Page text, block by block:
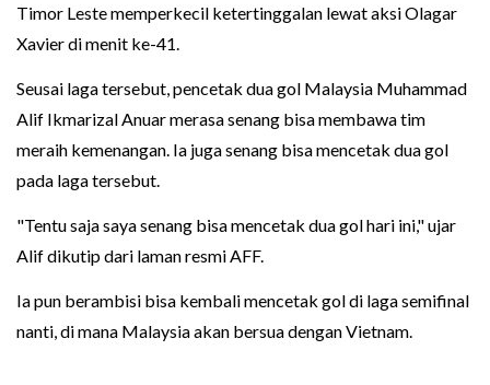
Timor Leste memperkecil ketertinggalan lewat aksi Olagar
Xavier di menit ke-41.
Seusai laga tersebut, pencetak dua gol Malaysia Muhammad
Alif Ikmarizal Anuar merasa senang bisa membawa tim
meraih kemenangan. Ia juga senang bisa mencetak dua gol
pada laga tersebut.
"Tentu saja saya senang bisa mencetak dua gol hari ini," ujar
Alif dikutip dari laman resmi AFF.
Ia pun berambisi bisa kembali mencetak gol di laga semifinal
nanti, di mana Malaysia akan bersua dengan Vietnam.